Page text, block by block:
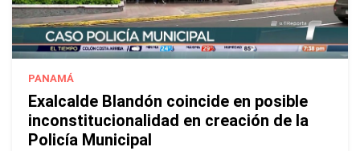
PANAMÁ
Exalcalde Blandón coincide en posible
inconstitucionalidad en creación de la
Policía Municipal